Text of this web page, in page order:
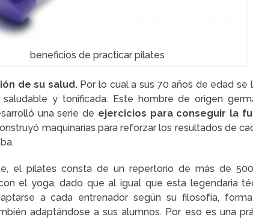
beneficios de practicar pilates
de su salud.Por lo cual a sus 70 años de edad se
y tonificada. Este hombre de origen
una serie de ejercicios para conseguir la
maquinarias para reforzar los resultados de
el pilates consta de un repertorio de más de
el yoga, dado que al igual que esta legendaria
a cada entrenador según su filosofía,
adaptándose a sus alumnos. Por eso es una